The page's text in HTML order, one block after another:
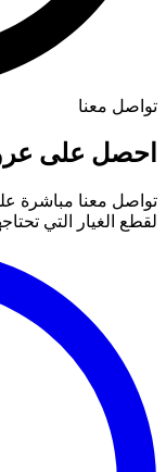
تواصل معنا
احصل على
تواصل معنا مباشرة
لقطع الغيار التي